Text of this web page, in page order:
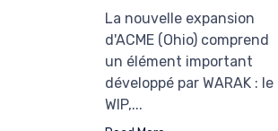
La nouvelle expansion
d'ACME (Ohio) comprend
un élément important
développé par WARAK : le
WIP,...